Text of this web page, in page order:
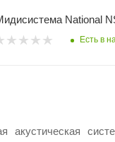
National
Есть в
акустическая